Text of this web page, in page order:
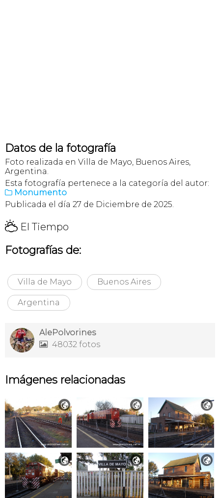
Datos de la fotografía
Foto realizada en Villa de Mayo, Buenos Aires,
Argentina.
Esta fotografía pertenece a la categoría del autor:
 Monumento
Publicada el día 27 de Diciembre de 2025.
H El Tiempo
Fotografías de:
Villa de Mayo Buenos Aires
Argentina
AlePolvorines
 48032 fotos
Imágenes relacionadas
  
  